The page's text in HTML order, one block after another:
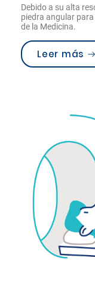
Debido a su alta
piedra angular
de la Medicina.
Leer más